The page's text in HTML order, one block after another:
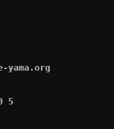
yama.org
5